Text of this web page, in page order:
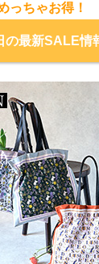
っちゃお得！
の最新SALE情